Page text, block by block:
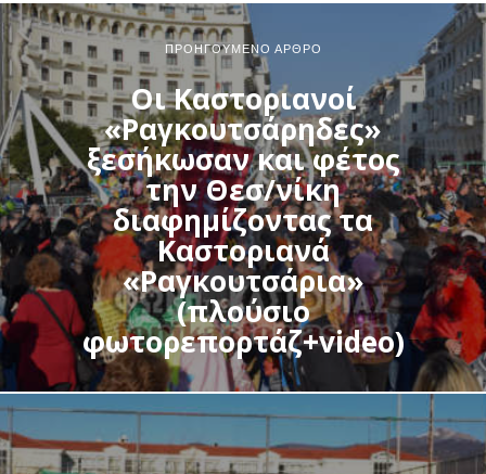
ΠΡΟΗΓΟΎΜΕΝΟ ΆΡΘΡΟ
Οι Καστοριανοί
«Ραγκουτσάρηδες»
ξεσήκωσαν και φέτος
την Θεσ/νίκη
διαφημίζοντας τα
Καστοριανά
«Ραγκουτσάρια»
(πλούσιο
φωτορεπορτάζ+video)